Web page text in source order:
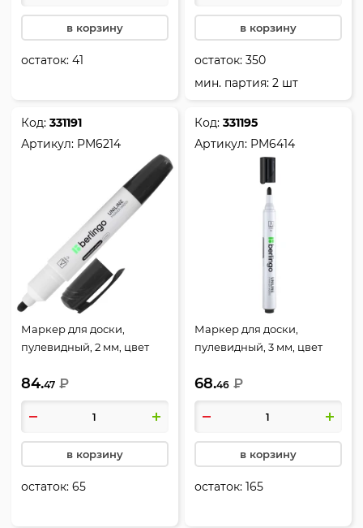
в корзину
остаток:41
в корзину
остаток:350
мин. партия: 2 шт
Код:331191
Артикул: PM6214
Маркер для доски,
пулевидный, 2 мм, цвет
картонная коробка,
европодвес, Uniline
WB200, Berlingo, PM6214
84.47 ₽
в корзину
остаток:65
Код:331195
Артикул: PM6414
Маркер для доски,
пулевидный, 3 мм, цвет
картонная коробка,
Uniline WB300, Berlingo,
PM6414
68.46 ₽
в корзину
остаток:165